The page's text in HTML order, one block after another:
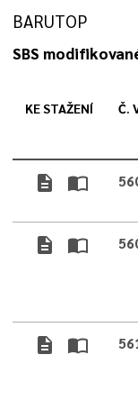
BARUTOP
SBS
KE STAŽENÍ Č.
description import_contacts
description import_contacts
description import_contacts